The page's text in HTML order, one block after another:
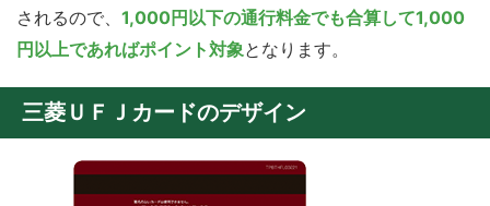
されるので、 1,000円以下の通行料金でも合算して1,000
円以上であればポイント対象となります。
三菱ＵＦＪカードのデザイン